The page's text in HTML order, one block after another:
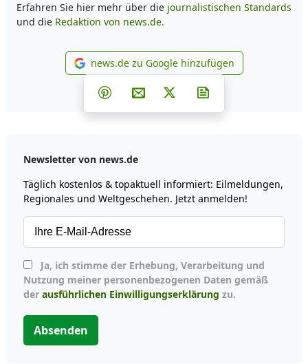
Erfahren Sie hier mehr über die journalistischen Standards
und die Redaktion von news.de.
news.de zu Google
news.de zu Google hinzufügen
Teilen auf Facebook
Teilen auf Whatsapp
Teilen auf Telegram
Teilen auf Pinterest
Per E-Mail teilen
Post auf X
Newsletter von news.de
Täglich kostenlos & topaktuell informiert: Eilmeldungen,
Regionales und Weltgeschehen. Jetzt anmelden!
Nutzung meiner personenbezogenen Daten gemäß
der ausführlichen Einwilligungserklärung zu.
Absenden